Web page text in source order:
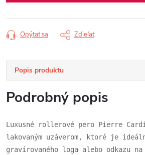
Opýtať sa Zdieľať
Popis produktu
Podrobný popis
Luxusné rollerové pero Pierre
lakovaným uzáverom, ktoré je
gravírovaného loga alebo odkazu